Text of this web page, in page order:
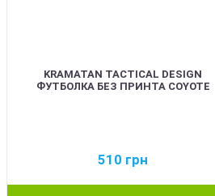
KRAMATAN TACTICAL DESIGN
ФУТБОЛКА БЕЗ ПРИНТА COYOTE
510 грн